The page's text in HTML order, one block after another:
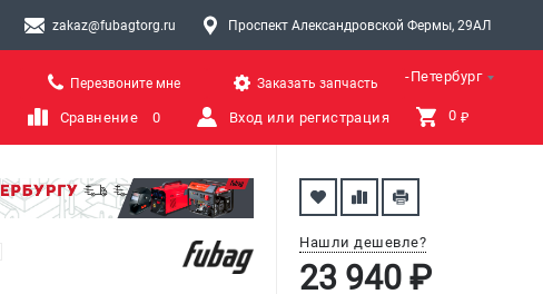
zakaz@fubagtorg.ru Проспект Александровской Фермы, 29АЛ
Санкт-Петербург
Перезвоните мне Заказать запчасть
Сравнение 0 Вход или регистрация 0 ₽
Нашли дешевле?
23 940 ₽